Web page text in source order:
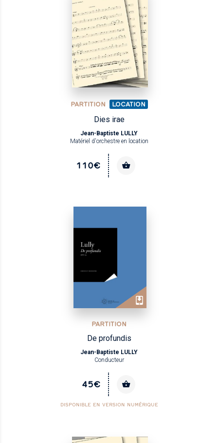
PARTITION LOCATION
Dies irae
Jean-Baptiste LULLY
Matériel d'orchestre en location
110€
PARTITION
De profundis
Jean-Baptiste LULLY
Conducteur
45€
DISPONIBLE EN VERSION NUMÉRIQUE